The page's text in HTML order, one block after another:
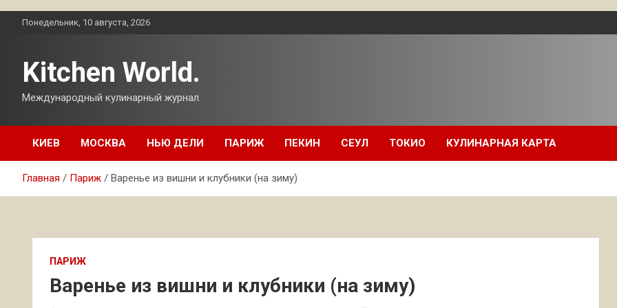
ПерейтиПонедельник, 10 августа, 2026
Kitchen World.
Международный кулинарный журнал.
КИЕВ МОСКВА НЬЮ ДЕЛИ ПАРИЖ ПЕКИН СЕУЛ ТОКИО КУЛИНАРНАЯ КАРТА
Главная Париж Варенье из вишни и клубники (на зиму)
ПАРИЖ
Варенье из вишни и клубники (на зиму)